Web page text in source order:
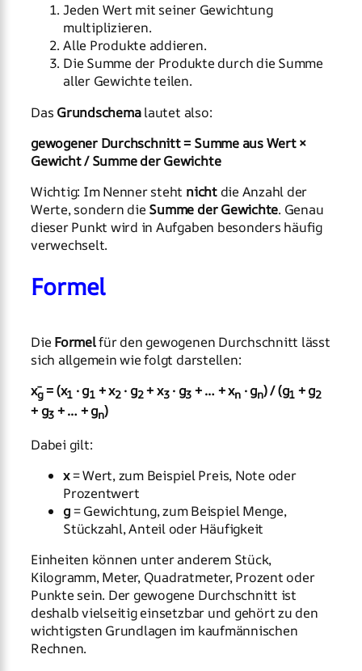
Jeden Wert mit seiner Gewichtung
multiplizieren.
Alle Produkte addieren.
Die Summe der Produkte durch die Summe
aller Gewichte teilen.
Das Grundschemalautet also:
gewogener Durchschnitt = Summe aus Wert ×
Gewicht / Summe der Gewichte
Wichtig: Im Nenner steht nichtdie Anzahl der
Werte, sondern die Summe der Gewichte. Genau
dieser Punkt wird in Aufgaben besonders häufig
verwechselt.
Formel
Die Formelfür den gewogenen Durchschnitt lässt
sich allgemein wie folgt darstellen:
x̄g= (x1 · g1 + x2· g2+ x3· g3 + … + xn · gn) / (g1 + g2
+ g3 + … + gn)
Dabei gilt:
x= Wert, zum Beispiel Preis, Note oder
Prozentwert
g= Gewichtung, zum Beispiel Menge,
Stückzahl, Anteil oder Häufigkeit
Einheiten können unter anderem Stück,
Kilogramm, Meter, Quadratmeter, Prozent oder
Punkte sein. Der gewogene Durchschnitt ist
deshalb vielseitig einsetzbar und gehört zu den
wichtigsten Grundlagen im kaufmännischen
Rechnen.